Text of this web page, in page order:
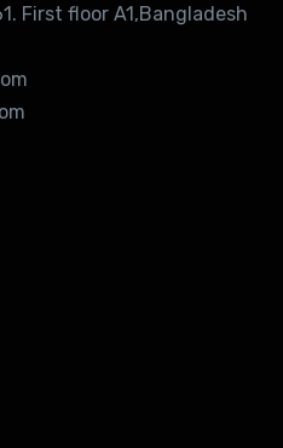
First floor A1,Bangladesh